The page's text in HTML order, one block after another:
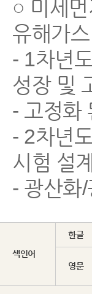
○ 미세
유해가
- 1차년
성장 및
- 고정화
- 2차년
시험 설
- 광산화
색인어
한글
영문